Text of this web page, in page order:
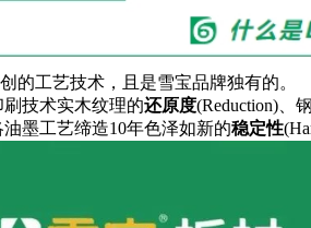
的工艺技术，且是雪宝品牌独有的。
刷技术实木纹理的还原度(Reduction) 、
油墨工艺缔造10年色泽如新的稳定性